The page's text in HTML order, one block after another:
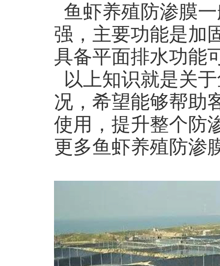
鱼虾养殖防渗膜
强，主要功能是加
具备平面排水功能
以上知识就是关
况，希望能够帮助
使用，提升整个防
更多鱼虾养殖防渗